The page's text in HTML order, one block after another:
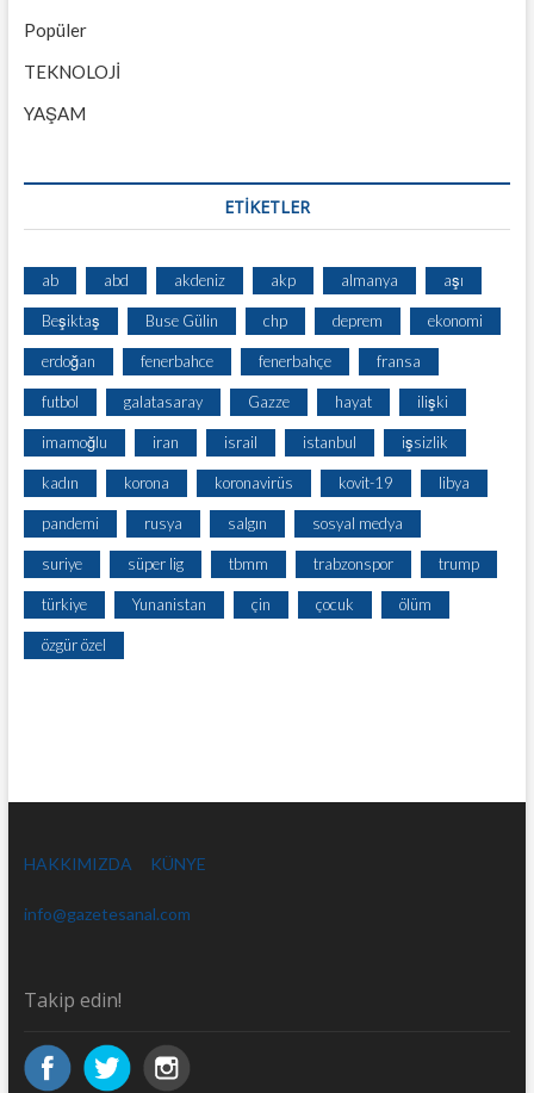
Popüler
TEKNOLOJİ
YAŞAM
ETİKETLER
ab abd akdeniz akp almanya aşı
Beşiktaş Buse Gülin chp deprem ekonomi
erdoğan fenerbahce fenerbahçe fransa
futbol galatasaray Gazze hayat ilişki
imamoğlu iran israil istanbul işsizlik
kadın korona koronavirüs kovit-19 libya
pandemi rusya salgın sosyal medya
suriye süper lig tbmm trabzonspor trump
türkiye Yunanistan çin çocuk ölüm
özgür özel
HAKKIMIZDA KÜNYE
info@gazetesanal.com
Takip edin!